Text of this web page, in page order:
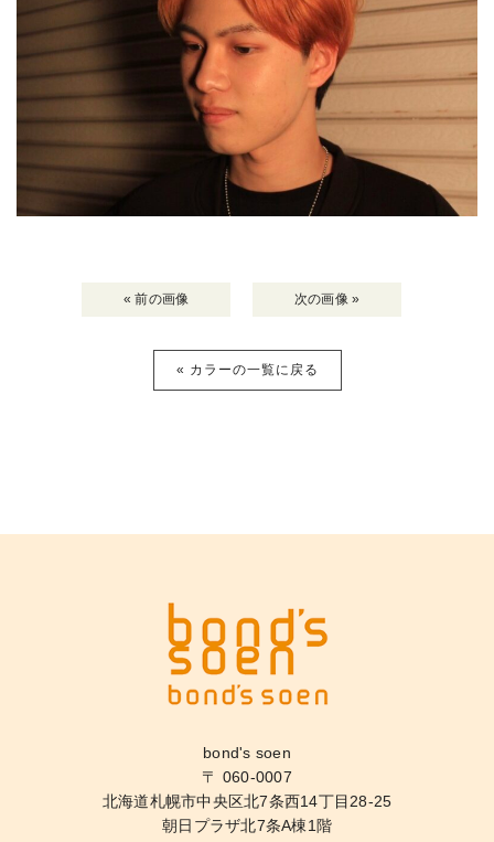
« 前の画像 次の画像 »
« カラーの一覧に戻る
bond's soen
〒 060-0007
北海道札幌市中央区北7条西14丁目28-25
朝日プラザ北7条A棟1階